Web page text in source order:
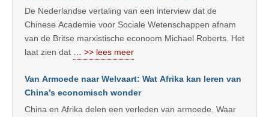
De Nederlandse vertaling van een interview dat de
Chinese Academie voor Sociale Wetenschappen afnam
van de Britse marxistische econoom Michael Roberts. Het
laat zien dat
… >> lees meer
Van Armoede naar Welvaart: Wat Afrika kan leren van
China’s economisch wonder
China en Afrika delen een verleden van armoede. Waar